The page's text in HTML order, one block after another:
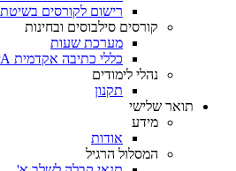
רישום לקורסים בשיטת Bidding
קורסים סילבוסים ובחינות
מערכת שעות
כללי כתיבה אקדמית APA
נהלי לימודים
תקנון
תואר שלישי
מידע
אודות
המסלול הרגיל